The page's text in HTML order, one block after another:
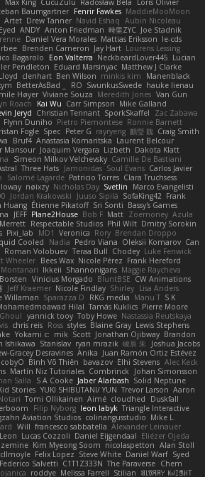
Max King CucuZulu Radosław Bela
Loris Olivier
Baumgartner Fenrir Fawkes MaddieMooMoon
Artet Drew Tanner Navid Eshaq Aubin Nicoleau
ANDY Anton Friedman 時里ZYC Joe Stadnik
Daniel Vera Morales Mattias Eriksson le-cds
Brenden Cameron Jay Hart Lourens Lessing
Bagarolo Eon Valterra NeckbeardLover445 Lucian
Pendleton Eduard Marsinyac Matthew J Clarke
clenhart Ben Wilson minkis kim
Manenblack
BetterAsBad _ RO SwunkusSwede hauke lienau
Høyer Viviane Souza Meredith Jones Van Gun
Roach Kai Wu Carr Simpson Mike Galland
Jeryd Christian Tennant SporkSkaffel
Zac Zabawa
Flynn Duniho Pietro Piemontese Ronnie Barnett
Fogle Spec Peter G rayryeng 鸝瑩 魏 Craig Smith
Bruf4 Anastasia Komaritska Laurent Belcour
Mansour Joaquim Vergara Lizbeth Dakota Klatt
Simeon Milkov Velchevsky Camille De Bastiani
Three Hats Jamonidas Soul Evans Carlos Javier
Salomé Lagarde Patricio Torres Clara Truchsess
nøixzy Nicholas Day Svetlin
Marco Evangelisti
Jordan Krakowski Juuso Sipilä SofaKing42 Frank
Huang Étienne Pikatoff Sri Sonti Bassy's Games
JEFF Plane2House Bob F Matt Zoemoney Azula
Respectable Studios Phil Wilt Dmitry Sorokin
Pixi_lab MD1 Veronica Rory Brendan Droppo
Cooled Nadia Pedro Viana Oleksii Komarov Can
Roman Volobuev Teraa Bull Chodey Luke Fenwick
Wheeler Bees Wax Nicole Pérez Frank Hereford
Ikkeii Shannonigans Maggie Raycheva
Vinicius Morgado BluntBSE CW Animations
Jeff Kraemer Nicole Findlay Shirley Lisa Anders
Willaman Sparazza D RKG media Manu T S K
Hilal Tamás Kuklics Pierre Moore
yannick tooy Toby Howe Nastassia Reutskaya
chris reis Ross styles Blaine Gray Lewis Stephens
Yokami c: mik Scott Jonathan Ojibway Brandon
Ishikawa Stanislav ryan mrazik 峻辰 朱
Joshua Jacobs
Gracey Desravines Anika Juan Ramón Ortiz Estévez
Bình Võ Thiên bavazov Elhi Stevens Alec Keck
Martín Niz Tutoriales Combrinck Johan Simonsson
Salla S A Cooke Jaber Alarbash Solid Neptune
Stories YUKI SHIBUTANI/ YUN Trevor Larson Aaron
Tomi Ollikainen Aimé cloudhed
Duskfall
Filip Nyborg leon labyk Triangle Interactive
Aviation Studios colinangusstudio Mike L.
Will francesco sabbatella Alexander Leinauer
Lucas Cozzoli Daniel Eijgendaal Eliézer Ojeda
Kim Myeong Soom nicolaspetton Alan Stoll
Felix Lopez Steve White Daniel Warf Syed
Federico Salvetti C1T1Z333N The Paraverse Chem
roddye Melissa Farrell Stilian ꌃ꒒ꀎꋪꋪꌩ ꀘꈤꀤꁅꃅ꓄